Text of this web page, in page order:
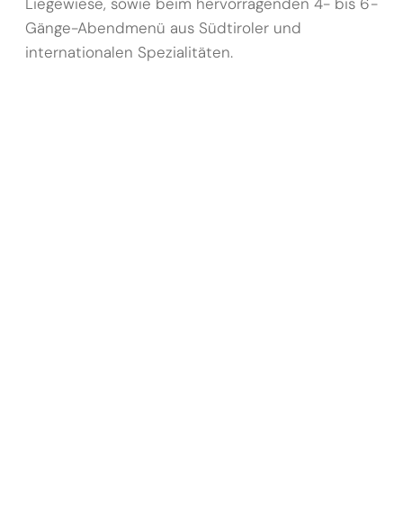
Gänge-Abendmenü aus Südtiroler und
internationalen Spezialitäten.